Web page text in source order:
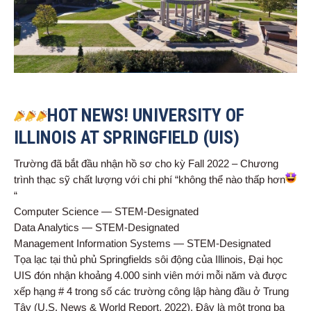
HOT NEWS! UNIVERSITY OF
ILLINOIS AT SPRINGFIELD (UIS)
Trường đã bắt đầu nhận hồ sơ cho kỳ Fall 2022 – Chương
trình thạc sỹ chất lượng với chi phí “không thể nào thấp hơn
“
Computer Science — STEM-Designated
Data Analytics — STEM-Designated
Management Information Systems — STEM-Designated
Tọa lạc tại thủ phủ Springfields sôi động của Illinois, Đại học
UIS đón nhận khoảng 4.000 sinh viên mới mỗi năm và được
xếp hạng # 4 trong số các trường công lập hàng đầu ở Trung
Tây (U.S. News & World Report, 2022). Đây là một trong ba